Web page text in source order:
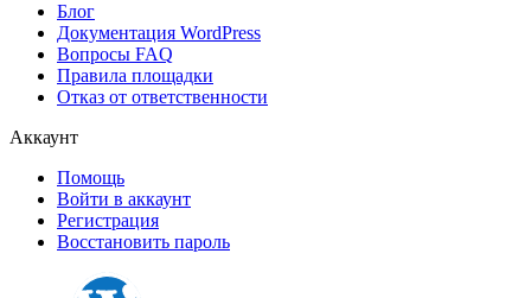
Блог
Документация WordPress
Вопросы FAQ
Правила площадки
Отказ от ответственности
Аккаунт
Помощь
Войти в аккаунт
Регистрация
Восстановить пароль